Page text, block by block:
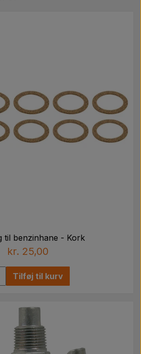
til benzinhane - Kork
kr. 25,00
Tilføj til kurv